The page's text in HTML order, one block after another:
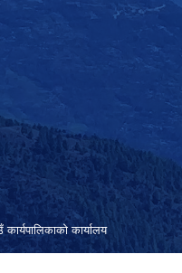
कार्यालय